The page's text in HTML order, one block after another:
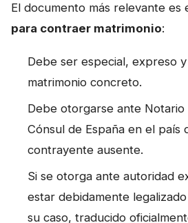
El documento más relevante es
para contraer matrimonio:
Debe ser especial, expreso
matrimonio concreto.
Debe otorgarse ante
Cónsul de España en el país
contrayente ausente.
Si se otorga ante autoridad
estar debidamente
su caso, traducido